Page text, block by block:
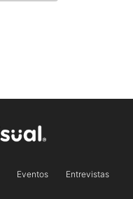
Eventos
Entrevistas